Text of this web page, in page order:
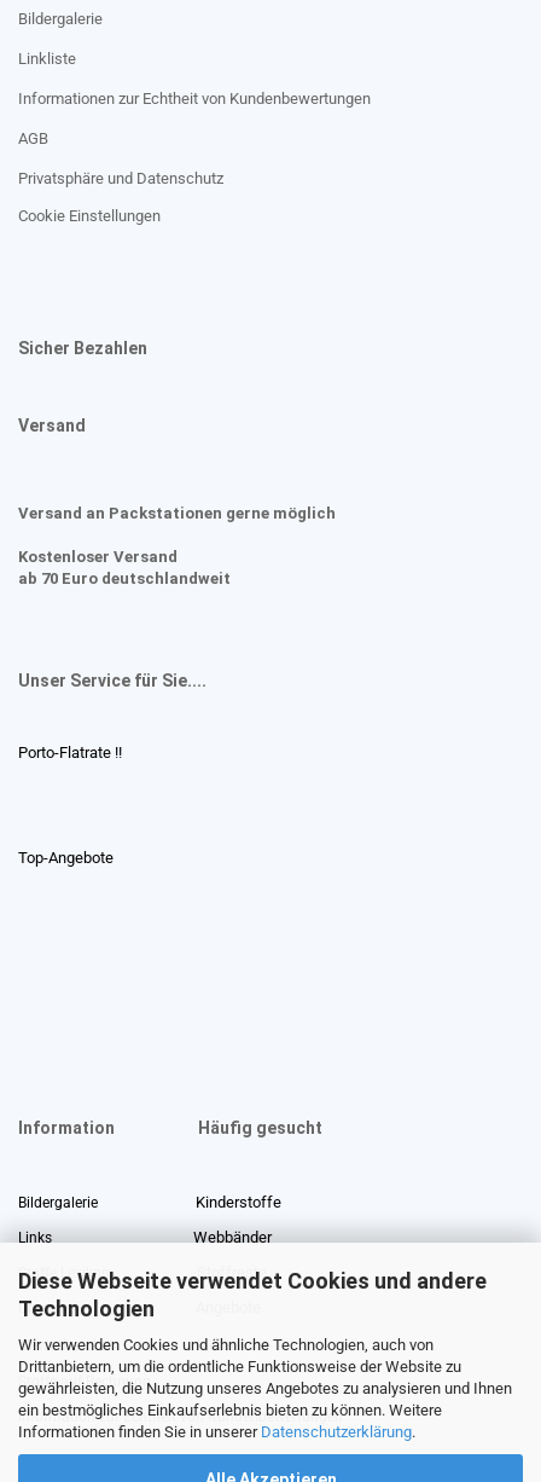
Diese Webseite verwendet Cookies und andere
Technologien
Wir verwenden Cookies und ähnliche Technologien, auch von
Drittanbietern, um die ordentliche Funktionsweise der Website zu
gewährleisten, die Nutzung unseres Angebotes zu analysieren und Ihnen
ein bestmögliches Einkaufserlebnis bieten zu können. Weitere
Informationen finden Sie in unserer Datenschutzerklärung.
Bildergalerie
Linkliste
Informationen zur Echtheit von Kundenbewertungen
AGB
Privatsphäre und Datenschutz
Cookie Einstellungen
Sicher Bezahlen
Versand
Versand an Packstationen gerne möglich
Kostenloser Versand
ab 70 Euro deutschlandweit
Unser Service für Sie....
Porto-Flatrate !!
Top-Angebote
Information Häufig gesucht
Bildergalerie Kinderstoffe
Links Webbänder
Stoffe Lexikon Stoffreste
Über uns
Gewerberabatt Meterware
Stoffe auf Rechnung
Information zur Echtheit von Kundenbewertungen